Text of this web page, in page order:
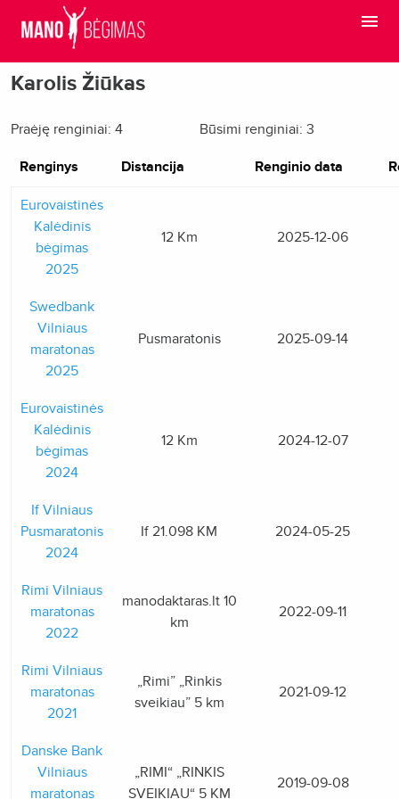
Karolis Žiūkas
Praėję renginiai: 4 Būsimi renginiai: 3
Renginys Distancija Renginio data
Eurovaistinės
Kalėdinis
bėgimas
2025
12 Km 2025-12-06
Swedbank
Vilniaus
maratonas
2025
Pusmaratonis 2025-09-14
Eurovaistinės
Kalėdinis
bėgimas
2024
12 Km 2024-12-07
If Vilniaus
Pusmaratonis
2024
If 21.098 KM 2024-05-25
Rimi Vilniaus
maratonas
2022
manodaktaras.lt 10
km
2022-09-11
Rimi Vilniaus
maratonas
2021
„Rimi” „Rinkis
sveikiau” 5 km
2021-09-12
Danske Bank
Vilniaus
maratonas
„RIMI“ „RINKIS
SVEIKIAU“ 5 KM
2019-09-08